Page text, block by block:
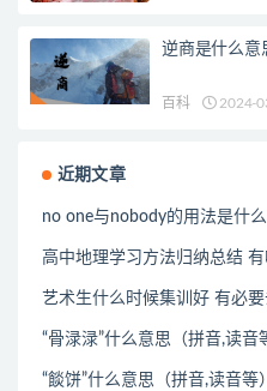
逆商是什么意
百科 2024-
近期文章
no one与nobody的用法是什
高中地理学习方法归纳总结
艺术生什么时候集训好 有必
“骨渌渌”什么意思（拼音,读音
“餤饼”什么意思（拼音,读音等）